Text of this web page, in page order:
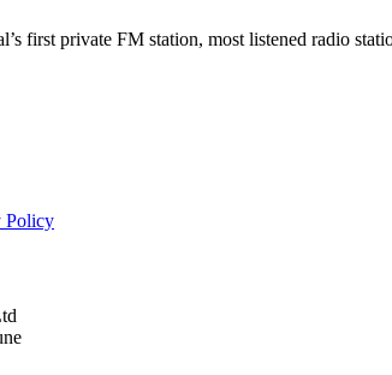
first private FM station, most listened radio
Policy